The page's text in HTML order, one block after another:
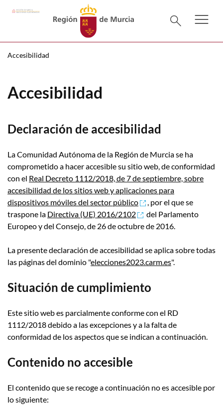
Menú
menu
search
Accesibilidad
Accesibilidad
Declaración de accesibilidad
La Comunidad Autónoma de la Región de Murcia se ha
comprometido a hacer accesible su sitio web, de conformidad
con el Real Decreto 1112/2018, de 7 de septiembre, sobre
accesibilidad de los sitios web y aplicaciones para
dispositivos móviles del sector público
, por el que se
traspone la Directiva (UE) 2016/2102
del Parlamento
Europeo y del Consejo, de 26 de octubre de 2016.
La presente declaración de accesibilidad se aplica sobre todas
las páginas del dominio "elecciones2023.carm.es".
Situación de cumplimiento
Este sitio web es parcialmente conforme con el RD
1112/2018 debido a las excepciones y a la falta de
conformidad de los aspectos que se indican a continuación.
Contenido no accesible
El contenido que se recoge a continuación no es accesible por
lo siguiente: